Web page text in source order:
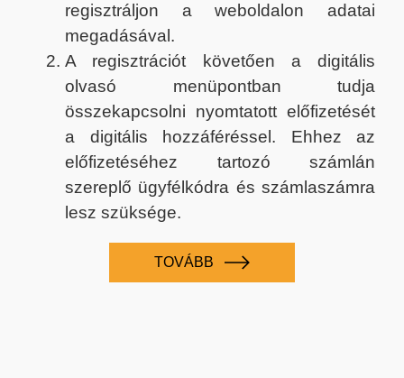
regisztráljon a weboldalon adatai
megadásával.
A regisztrációt követően a digitális
olvasó menüpontban tudja
összekapcsolni nyomtatott előfizetését
a digitális hozzáféréssel. Ehhez az
előfizetéséhez tartozó számlán
szereplő ügyfélkódra és számlaszámra
lesz szüksége.
TOVÁBB